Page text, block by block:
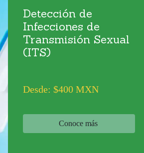
Detección de
Infecciones de
Transmisión Sexual
(ITS)
Desde: $400 MXN
Conoce más